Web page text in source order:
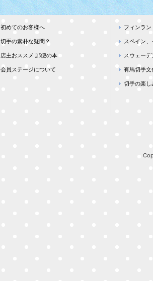
初めてのお客様へ
切手の素朴な疑問？
店主おススメ 郵便の本
会員ステージについて
フィンラ
スペイン
スウェー
有馬切手文
切手の楽